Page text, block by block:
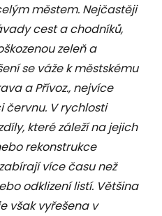
městem. Nejčastěji
cest a chodníků,
zeleň a
se váže k městskému
a Přívoz., nejvíce
červnu. V rychlosti
které záleží na jejich
rekonstrukce
více času než
odklizení listí. Většina
však vyřešena v